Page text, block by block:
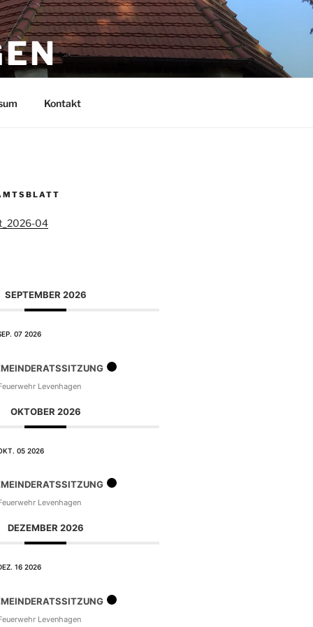
Kontakt
04
SEPTEMBER 2026
07 2026
Levenhagen
OKTOBER 2026
05 2026
Levenhagen
DEZEMBER 2026
16 2026
Levenhagen